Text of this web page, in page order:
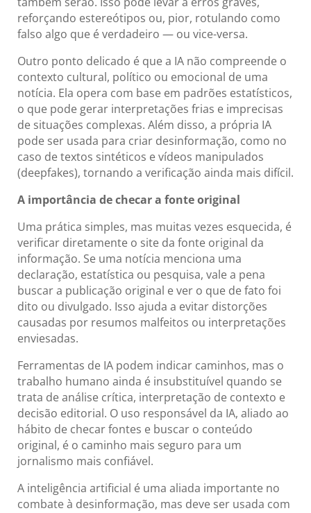
reforçando estereótipos ou, pior, rotulando como
falso algo que é verdadeiro — ou vice-versa.
Outro ponto delicado é que a IA não compreende o
contexto cultural, político ou emocional de uma
notícia. Ela opera com base em padrões estatísticos,
o que pode gerar interpretações frias e imprecisas
de situações complexas. Além disso, a própria IA
pode ser usada para criar desinformação, como no
caso de textos sintéticos e vídeos manipulados
(deepfakes), tornando a verificação ainda mais difícil.
A importância de checar a fonte original
Uma prática simples, mas muitas vezes esquecida, é
verificar diretamente o site da fonte original da
informação. Se uma notícia menciona uma
declaração, estatística ou pesquisa, vale a pena
buscar a publicação original e ver o que de fato foi
dito ou divulgado. Isso ajuda a evitar distorções
causadas por resumos malfeitos ou interpretações
enviesadas.
Ferramentas de IA podem indicar caminhos, mas o
trabalho humano ainda é insubstituível quando se
trata de análise crítica, interpretação de contexto e
decisão editorial. O uso responsável da IA, aliado ao
hábito de checar fontes e buscar o conteúdo
original, é o caminho mais seguro para um
jornalismo mais confiável.
A inteligência artificial é uma aliada importante no
combate à desinformação, mas deve ser usada com